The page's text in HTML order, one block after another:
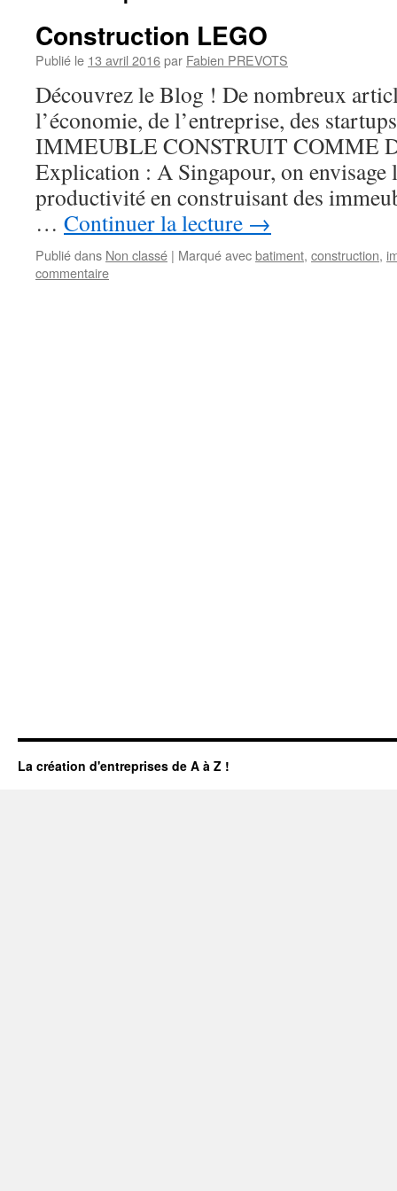
Construction LEGO
Publié le 13 avril 2016par Fabien PREVOTS
Découvrez le Blog ! De nombreux
l’économie, de l’entreprise, des
IMMEUBLE CONSTRUIT COMME
Explication : A Singapour, on envisage
productivité en construisant des
… Continuer la lecture →
Publié dans Non classé | Marqué avecbatiment, construction,
commentaire
La création d'entreprises de A à Z !